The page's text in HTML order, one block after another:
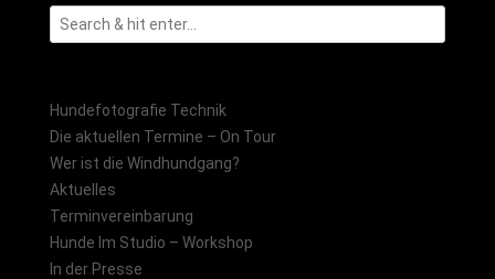
Hundefotografie Technik
Die aktuellen Termine – On Tour
Wer ist die Windhundgang?
Aktuelles
Terminvereinbarung
Hunde Im Studio – Workshop
In der Presse